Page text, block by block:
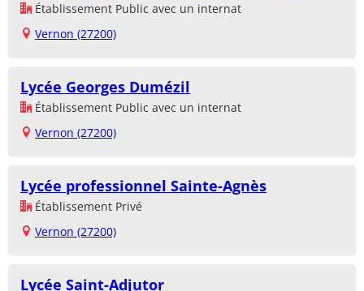
Établissement Public avec un internat
Vernon (27200)
Lycée Georges Dumézil
Établissement Public avec un internat
Vernon (27200)
Lycée professionnel Sainte-Agnès
Établissement Privé
Vernon (27200)
Lycée Saint-Adjutor